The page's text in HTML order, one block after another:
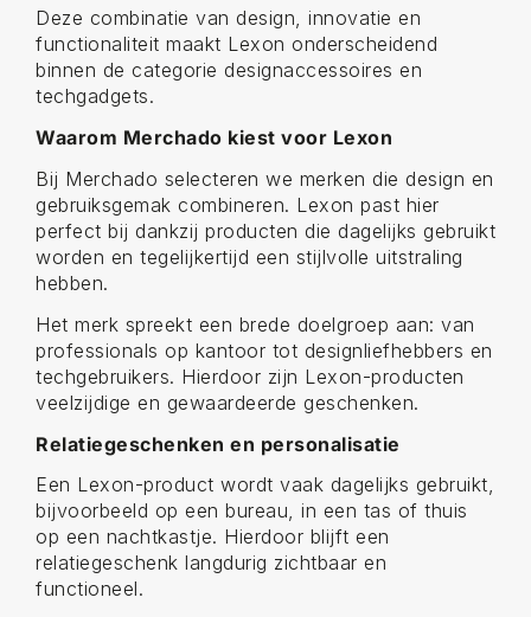
Deze combinatie van design, innovatie en
functionaliteit maakt Lexon onderscheidend
binnen de categorie designaccessoires en
techgadgets.
Waarom Merchado kiest voor Lexon
Bij Merchado selecteren we merken die design en
gebruiksgemak combineren. Lexon past hier
perfect bij dankzij producten die dagelijks gebruikt
worden en tegelijkertijd een stijlvolle uitstraling
hebben.
Het merk spreekt een brede doelgroep aan: van
professionals op kantoor tot designliefhebbers en
techgebruikers. Hierdoor zijn Lexon-producten
veelzijdige en gewaardeerde geschenken.
Relatiegeschenken en personalisatie
Een Lexon-product wordt vaak dagelijks gebruikt,
bijvoorbeeld op een bureau, in een tas of thuis
op een nachtkastje. Hierdoor blijft een
relatiegeschenk langdurig zichtbaar en
functioneel.